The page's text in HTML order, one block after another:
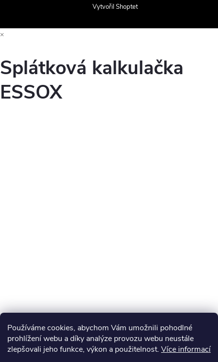
Používáme cookies, abychom Vám umožnili pohodlné
prohlížení webu a díky analýze provozu webu neustále
zlepšovali jeho funkce, výkon a použitelnost. Více informací
Vytvořil Shoptet
×
Splátková kalkulačka
ESSOX